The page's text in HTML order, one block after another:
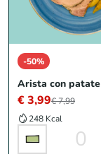
-50%
Arista con patate
€ 3,99€ 7,99
248 Kcal
0